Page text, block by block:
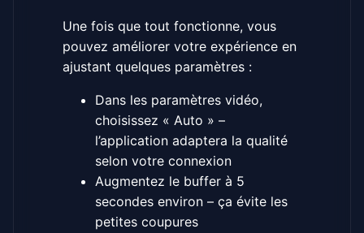
Une fois que tout fonctionne, vous
pouvez améliorer votre expérience en
ajustant quelques paramètres :
Dans les paramètres vidéo,
choisissez « Auto » –
l’application adaptera la qualité
selon votre connexion
Augmentez le buffer à 5
secondes environ – ça évite les
petites coupures